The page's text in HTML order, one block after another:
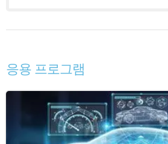
응용 프로그램